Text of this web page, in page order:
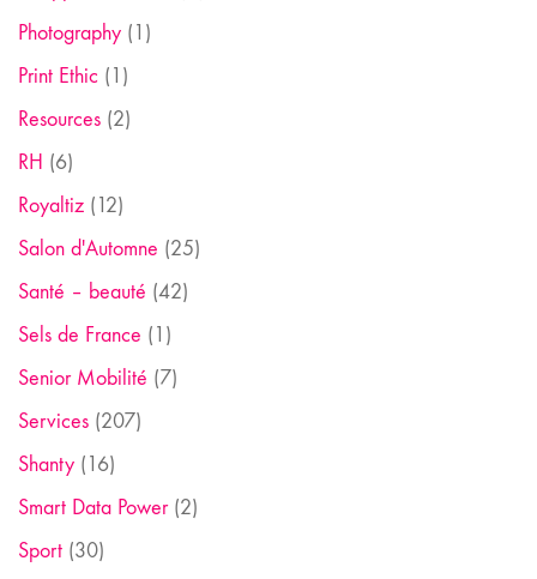
Photography (1)
Print Ethic (1)
Resources (2)
RH (6)
Royaltiz (12)
Salon d'Automne (25)
Santé – beauté (42)
Sels de France (1)
Senior Mobilité (7)
Services (207)
Shanty (16)
Smart Data Power(2)
Sport (30)